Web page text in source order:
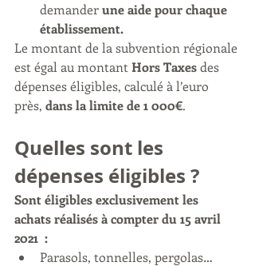
demander une aide pour chaque
établissement.
Le montant de la subvention régionale
est égal au montant Hors Taxes des
dépenses éligibles, calculé à l’euro
près, dans la limite de 1 000€.
Quelles sont les
dépenses éligibles ?
Sont éligibles exclusivement les
achats réalisés à compter du 15 avril
2021  :
Parasols, tonnelles, pergolas…